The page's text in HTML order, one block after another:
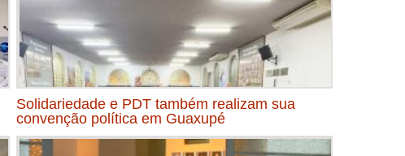
Solidariedade e PDT também realizam sua
convenção política em Guaxupé